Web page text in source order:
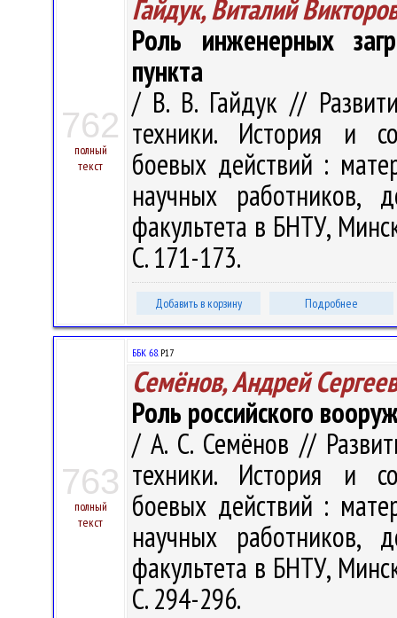
762
полный
текст
Гайдук, Виталий
Роль инженерных
пункта
/ В. В. Гайдук //
техники. История и
боевых действий :
научных работников,
факультета в БНТУ,
С. 171-173.
Добавить в корзину Подробнее
763
полный
текст
ББК 68.Р17
Семёнов, Андрей
Роль российского
/ А. С. Семёнов //
техники. История и
боевых действий :
научных работников,
факультета в БНТУ,
С. 294-296.